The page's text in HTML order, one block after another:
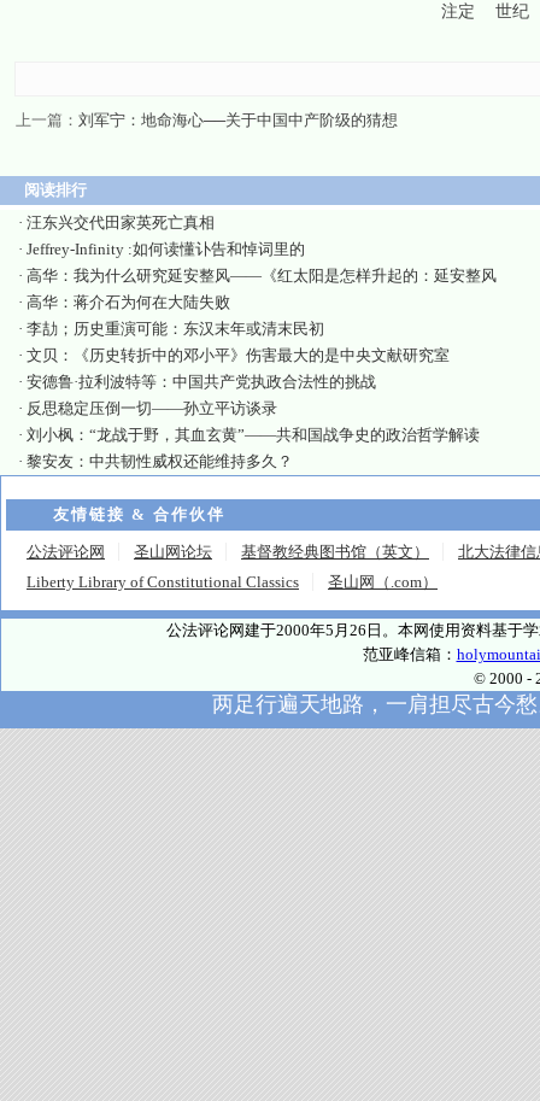
注定 世纪
上一篇： 刘军宁：地命海心──关于中国中产阶级的猜想
阅读排行
· 汪东兴交代田家英死亡真相
· Jeffrey-Infinity :如何读懂讣告和悼词里的
· 高华：我为什么研究延安整风——《红太阳是怎样升起的：延安整风
· 高华：蒋介石为何在大陆失败
· 李劼；历史重演可能：东汉末年或清末民初
· 文贝：《历史转折中的邓小平》伤害最大的是中央文献研究室
· 安德鲁·拉利波特等：中国共产党执政合法性的挑战
· 反思稳定压倒一切——孙立平访谈录
· 刘小枫：“龙战于野，其血玄黄”——共和国战争史的政治哲学解读
· 黎安友：中共韧性威权还能维持多久？
友情链接 & 合作伙伴
公法评论网 圣山网论坛 基督教经典图书馆（英文）
北大法律信
Liberty Library of Constitutional Classics
圣山网（.com）
公法评论网建于2000年5月26日。本网使用资料基于
范亚峰信箱：
© 2000 -
两足行遍天地路，一肩担尽古今